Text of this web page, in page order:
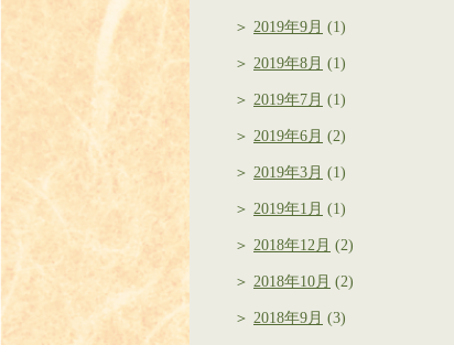
2019年9月 (1)
2019年8月 (1)
2019年7月 (1)
2019年6月 (2)
2019年3月 (1)
2019年1月 (1)
2018年12月 (2)
2018年10月 (2)
2018年9月 (3)